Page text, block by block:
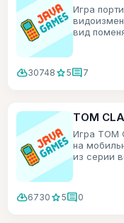
Игра
вид
cloud_download30748 star5comment7
TOM
Игра TOM
на
из серии
cloud_download6730 star5comment0